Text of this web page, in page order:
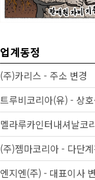
업계동정
(주)카리스 - 주소 변경
트루비코리아(유) - 상
멜라루카인터내셔날코
(주)젬마코리아 - 다단
엔지엔(주) - 대표이사